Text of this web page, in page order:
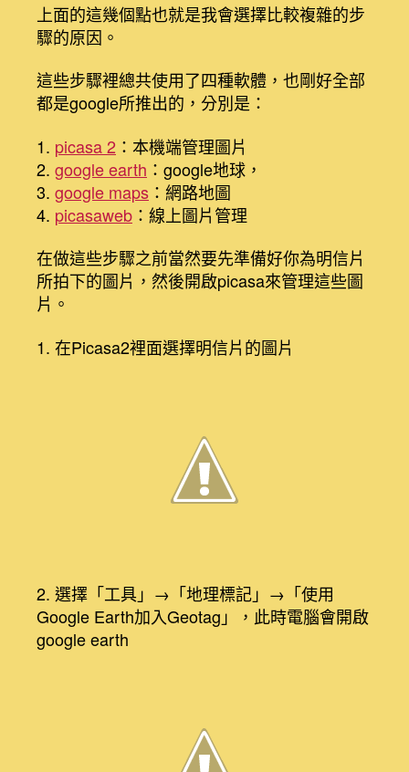
上面的這幾個點也就是我會選擇比較複雜的步
驟的原因。
這些步驟裡總共使用了四種軟體，也剛好全部
都是google所推出的，分別是：
1. picasa 2 ：本機端管理圖片
2. google earth ：google地球，
3. google maps ：網路地圖
4. picasaweb ：線上圖片管理
在做這些步驟之前當然要先準備好你為明信片
所拍下的圖片，然後開啟picasa來管理這些圖
片。
1. 在Picasa2裡面選擇明信片的圖片
2. 選擇「工具」→「地理標記」→「使用
Google Earth加入Geotag」，此時電腦會開啟
google earth